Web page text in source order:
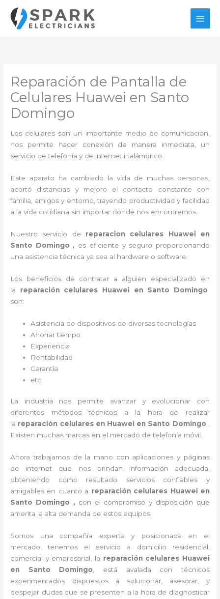
contenido
Reparación de Pantalla de
Celulares Huawei en Santo
Domingo
Los celulares son un importante medio de comunicación,
nos permite hacer conexión de manera inmediata, un
servicio de telefonía y de internet inalámbrico.
Este aparato ha cambiado la vida de muchas personas,
acortó distancias y mejoro el contacto constante con
familia, amigos y entorno, trayendo productividad y facilidad
a la vida cotidiana sin importar donde nos encontremos.
Nuestro servicio de reparacion celulares Huawei en
Santo Domingo , es eficiente y seguro proporcionando
una asistencia técnica ya sea al hardware o software.
Los beneficios de contratar a alguien especializado en
la reparación celulares Huawei en Santo Domingo
son:
Asistencia de dispositivos de diversas tecnologías
Ahorrar tiempo
Experiencia
Rentabilidad
Garantía
etc
La industria nos permite avanzar y evolucionar con
diferentes métodos técnicos a la hora de realizar
la reparación celulares en Huawei en Santo Domingo .
Existen muchas marcas en el mercado de telefonía móvil.
Ahora trabajamos de la mano con aplicaciones y páginas
de internet que nos brindan información adecuada,
obteniendo como resultado servicios confiables y
amigables en cuanto a reparación celulares Huawei en
Santo Domingo , con el compromiso y disposición que
amerita la alta demanda de estos equipos.
Somos una compañía experta y posicionada en el
mercado, tenemos el servicio a domicilio residencial,
comercial y empresarial, la reparación celulares Huawei
en Santo Domingo , está avalada con técnicos
experimentados dispuestos a solucionar, asesorar, y
despejar dudas que se presenten a la hora de diagnosticar